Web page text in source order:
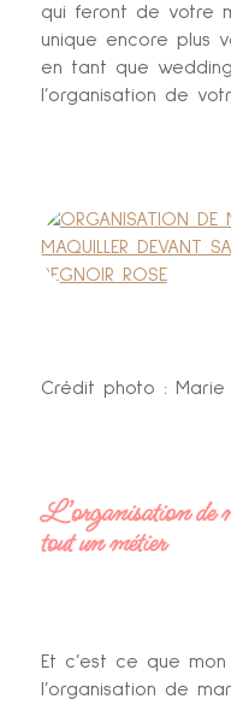
qui feront de votre
unique encore plus
en tant que
l’organisation de
Crédit photo : Marie
L’organisation de
tout un métier
Et c’est ce que
l’organisation de